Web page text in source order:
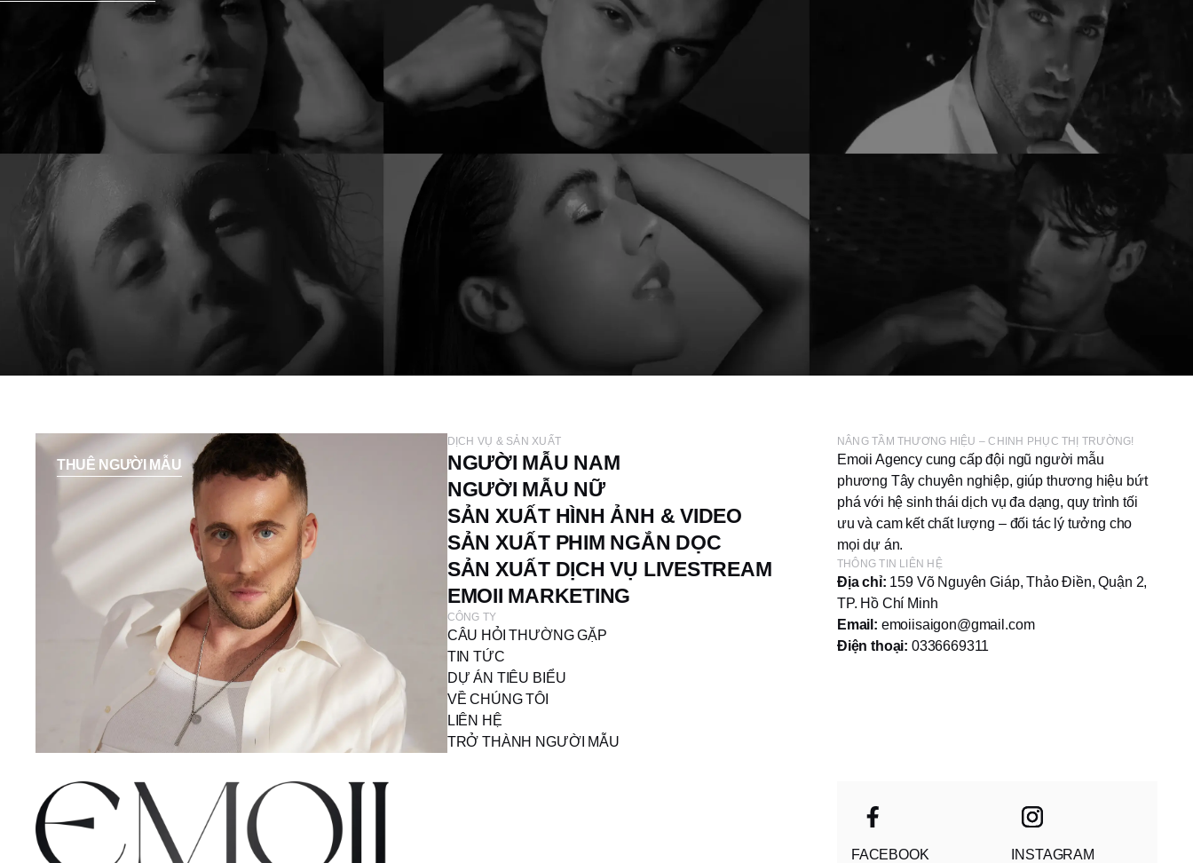
THUÊ NGƯỜI MẪU
DỊCH VỤ & SẢN XUẤT
NGƯỜI MẪU NAM
NGƯỜI MẪU NỮ
SẢN XUẤT HÌNH ẢNH & VIDEO
SẢN XUẤT PHIM NGẮN DỌC
SẢN XUẤT DỊCH VỤ LIVESTREAM
EMOII MARKETING
CÔNG TY
CÂU HỎI THƯỜNG GẶP
TIN TỨC
DỰ ÁN TIÊU BIỂU
VỀ CHÚNG TÔI
LIÊN HỆ
TRỞ THÀNH NGƯỜI MẪU
NÂNG TẦM THƯƠNG HIỆU – CHINH PHỤC THỊ TRƯỜNG!
Emoii Agency cung cấp đội ngũ người mẫu
phương Tây chuyên nghiệp, giúp thương hiệu bứt
phá với hệ sinh thái dịch vụ đa dạng, quy trình tối
ưu và cam kết chất lượng – đối tác lý tưởng cho
mọi dự án.
THÔNG TIN LIÊN HỆ
Địa chỉ: 159 Võ Nguyên Giáp, Thảo Điền, Quận 2,
TP. Hồ Chí Minh
Email: emoiisaigon@gmail.com
Điện thoại: 0336669311
FACEBOOK INSTAGRAM